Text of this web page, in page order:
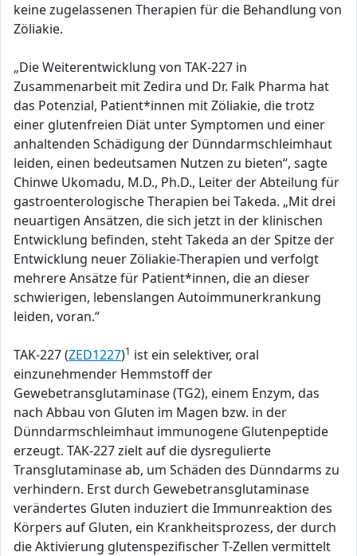
keine zugelassenen Therapien für die Behandlung von
Zöliakie.
„Die Weiterentwicklung von TAK-227 in
Zusammenarbeit mit Zedira und Dr. Falk Pharma hat
das Potenzial, Patient*innen mit Zöliakie, die trotz
einer glutenfreien Diät unter Symptomen und einer
anhaltenden Schädigung der Dünndarmschleimhaut
leiden, einen bedeutsamen Nutzen zu bieten“, sagte
Chinwe Ukomadu, M.D., Ph.D., Leiter der Abteilung für
gastroenterologische Therapien bei Takeda. „Mit drei
neuartigen Ansätzen, die sich jetzt in der klinischen
Entwicklung befinden, steht Takeda an der Spitze der
Entwicklung neuer Zöliakie-Therapien und verfolgt
mehrere Ansätze für Patient*innen, die an dieser
schwierigen, lebenslangen Autoimmunerkrankung
leiden, voran.“
TAK-227 (ZED1227)1 ist ein selektiver, oral
einzunehmender Hemmstoff der
Gewebetransglutaminase (TG2), einem Enzym, das
nach Abbau von Gluten im Magen bzw. in der
Dünndarmschleimhaut immunogene Glutenpeptide
erzeugt. TAK-227 zielt auf die dysregulierte
Transglutaminase ab, um Schäden des Dünndarms zu
verhindern. Erst durch Gewebetransglutaminase
verändertes Gluten induziert die Immunreaktion des
Körpers auf Gluten, ein Krankheitsprozess, der durch
die Aktivierung glutenspezifischer T-Zellen vermittelt